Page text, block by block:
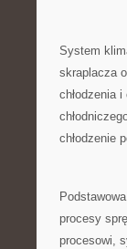
System
skraplacza⁤
chłodzenia
chłodzenie
⁣procesy‍
procesowi,